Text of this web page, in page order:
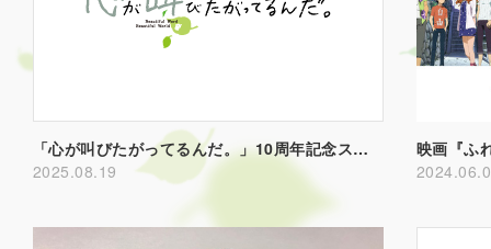
「心が叫びたがってるんだ。」10周年記念スペシャル上映会＆舞台挨拶決定！
2025.08.19